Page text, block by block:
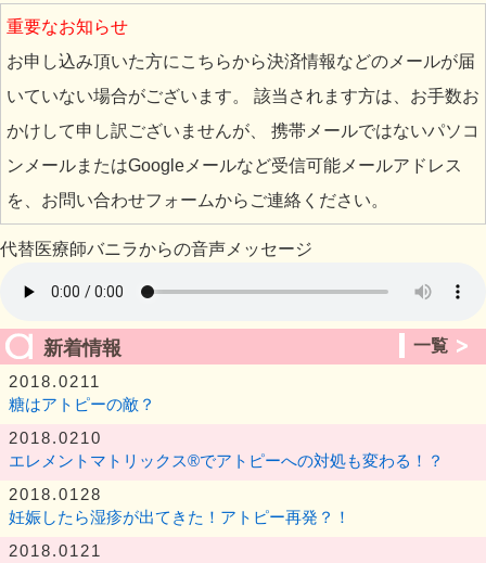
重要なお知らせ
お申し込み頂いた方にこちらから決済情報などのメールが届
いていない場合がございます。 該当されます方は、お手数お
かけして申し訳ございませんが、 携帯メールではないパソコ
ンメールまたはGoogleメールなど受信可能メールアドレス
を、お問い合わせフォームからご連絡ください。
代替医療師バニラからの音声メッセージ
新着情報
一覧
2018.0211
糖はアトピーの敵？
2018.0210
エレメントマトリックス®︎でアトピーへの対処も変わる！？
2018.0128
妊娠したら湿疹が出てきた！アトピー再発？！
2018.0121